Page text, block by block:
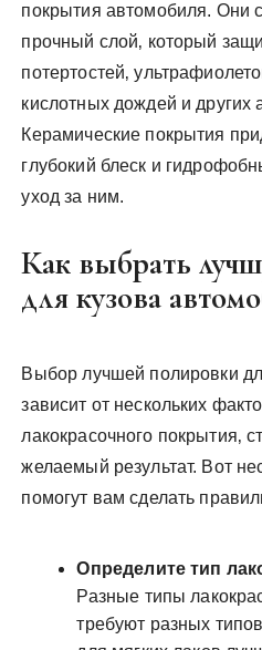
покрытия автомобиля. Они
прочный слой‚ который
потертостей‚
кислотных дождей и других
Керамические покрытия
глубокий блеск и
уход за ним.
Как выбрать
для кузова
Выбор лучшей полировки
зависит от нескольких
лакокрасочного покрытия‚
желаемый результат. Вот
помогут вам сделать
Определите тип
Разные типы
требуют разных